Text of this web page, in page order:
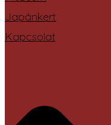
Japánkert
Kapcsolat